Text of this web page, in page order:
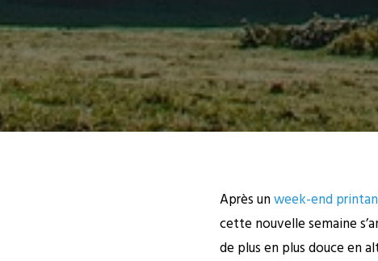
Après unweek-end
cette nouvelle semaine
de plus en plus douce en